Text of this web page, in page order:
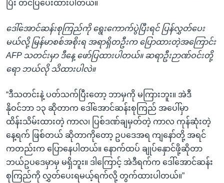
ရှာဖွေ
နေရာ
သို့
ကျော်
ရန်
ပြီး တင်ပြပေးထားပါတယ်။
ဒေါ်အောင်ဆန်းစုကြည်ကို ရွေးကောက်ပွဲပြီးရင် ပြန်လွှတ်ပေး
မယ်လို့ မြန်မာစစ်အစိုးရ အရာရှိတဦးက ပြောထားတဲ့အကြောင်း
AFP သတင်းမှာ ဒီနေ့ ဖော်ပြထားပါတယ်။ ဆရာဦးဉာဏ်ဝင်းတို့
ရော ဘယ်လို သိထားပါလဲ။
“ဒီသတင်းနဲ့ ပတ်သက်ပြီးတော့ ဘာမှကို မကြားဘူး။ အဲဒီ
နိုဝင်ဘာ ၁၃ ဆိုတာက ဒေါ်အောင်ဆန်းစုကြည် အပေါ်မှာ
ထိန်းသိမ်းထားတဲ့ ကာလ၊ ပြစ်ဒဏ်ချမှတ်တဲ့ ကာလ ကုန်ဆုံးတဲ့
နေ့ရက် ဖြစ်တယ် ဆိုတာကိုတော့ ဥပဒေအရ ကျနော်တို့ အရင်
ကတည်းက ပြောနေပါတယ်။ နောက်ထပ် ချုပ်နှောင်ဖို့ဆိုတာ
ဘယ်ဥပဒေမှာမှ မရှိဘူး။ ဒါကြောင့် အဲဒီရက်က ဒေါ်အောင်ဆန်း
စုကြည်ကို လွှတ်ပေးရမယ့်ရက်လို့ တွက်ထားပါတယ်။”